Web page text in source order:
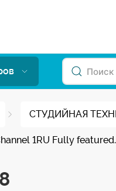
СТУДИЙНАЯ
1RU Fully